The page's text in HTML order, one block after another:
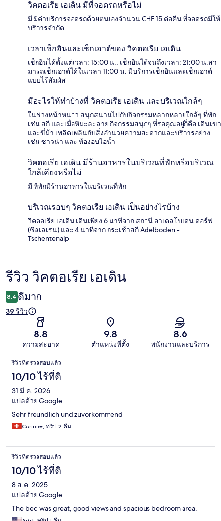
วิคตอเรีย เอเดิน มีที่จอดรถหรือไม่
มี มีค่าบริการจอดรถด้วยตนเองจำนวน CHF 15 ต่อคืน ที่จอดรถมีให้
บริการจำกัด
เวลาเช็กอินและเช็กเอาต์ของ วิคตอเรีย เอเดิน
เช็กอินได้ตั้งแต่เวลา: 15:00 น., เช็กอินได้จนถึงเวลา: 21:00 น.สา
มารถเช็กเอาต์ได้ในเวลา 11:00 น. มีบริการเช็กอินและเช็กเอาต์
แบบไร้สัมผัส
มีอะไรให้ทำบ้างที่ วิคตอเรีย เอเดิน และบริเวณใกล้ๆ
ในช่วงหน้าหนาว สนุกสนานไปกับกิจกรรมหลากหลายใกล้ๆ ที่พัก
เช่น สกี และเมื่อหิมะละลาย กิจกรรมสนุกๆ ที่รอคุณอยู่ก็คือ เดินเขา
และขี่ม้า เพลิดเพลินกับสิ่งอำนวยความสะดวกและบริการอย่าง
เช่น ซาวน่า และ ห้องอบไอน้ำ
วิคตอเรีย เอเดิน มีร้านอาหารในบริเวณที่พักหรือบริเวณ
ใกล้เคียงหรือไม่
มี ที่พักมีร้านอาหารในบริเวณที่พัก
บริเวณรอบๆ วิคตอเรีย เอเดิน เป็นอย่างไรบ้าง
วิคตอเรีย เอเดิน เดินเพียง 6 นาทีจาก สถานี อาเดลโบเดน ดอร์ฟ
(ซิลเลเรน) และ 4 นาทีจาก กระเช้าสกี Adelboden -
Tschentenalp
รีวิว
รีวิว วิคตอเรีย เอเดิน
8.4 ดีมาก
39 รีวิว
8.8
ความสะอาด
9.8
ตำแหน่งที่ตั้ง
8.6
พนักงานและบริการ
รีวิว
รีวิวที่ตรวจสอบแล้ว
10/10 ไร้ที่ติ
31 มี.ค. 2026
แปลด้วย Google
Sehr freundlich und zuvorkommend
Corinne, ทริป 2 คืน
รีวิวที่ตรวจสอบแล้ว
10/10 ไร้ที่ติ
8 ส.ค. 2025
แปลด้วย Google
The bed was great, good views and spacious bedroom area.